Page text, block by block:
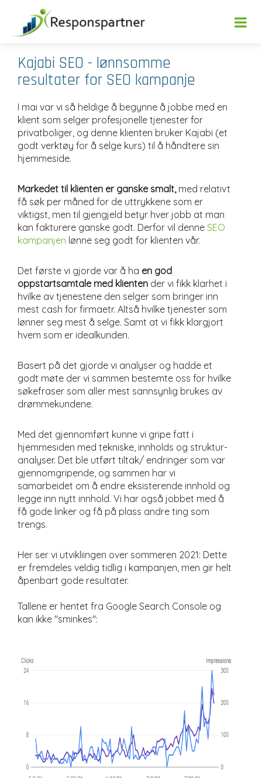
Kajabi SEO - lønnsomme
resultater for SEO kampanje
I mai var vi så heldige å begynne å jobbe med en
klient som selger profesjonelle tjenester for
privatboliger, og denne klienten bruker Kajabi (et
godt verktøy for å selge kurs) til å håndtere sin
hjemmeside.
Markedet til klienten er ganske smalt,med relativt
få søk per måned for de uttrykkene som er
viktigst, men til gjengjeld betyr hver jobb at man
kan fakturere ganske godt. Derfor vil denne SEO
kampanjen lønne seg godt for klienten vår.
Det første vi gjorde var å ha en god
oppstartsamtale med klienten der vi fikk klarhet i
hvilke av tjenestene den selger som bringer inn
mest cash for firmaetr. Altså hvilke tjenester som
lønner seg mest å selge. Samt at vi fikk klargjort
hvem som er idealkunden.
Basert på det gjorde vi analyser og hadde et
godt møte der vi sammen bestemte oss for hvilke
søkefraser som aller mest sannsynlig brukes av
drømmekundene.
Med det gjennomført kunne vi gripe fatt i
hjemmesiden med tekniske, innholds og struktur-
analyser. Det ble utført tiltak/ endringer som var
gjennomgripende, og sammen har vi
samarbeidet om å endre eksisterende innhold og
legge inn nytt innhold. Vi har også jobbet med å
få gode linker og få på plass andre ting som
trengs.
Her ser vi utvikliingen over sommeren 2021: Dette
er fremdeles veldig tidlig i kampanjen, men gir helt
åpenbart gode resultater.
Tallene er hentet fra Google Search Console og
kan ikke "sminkes":